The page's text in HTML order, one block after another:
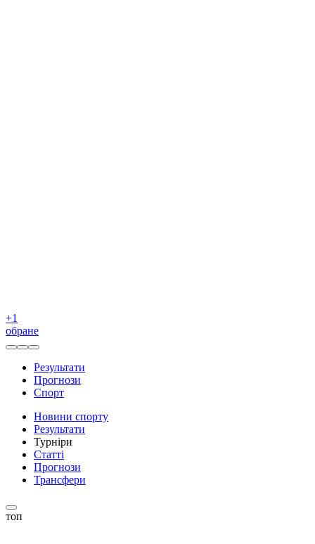
+1
обране
Результати
Прогнози
Спорт
Новини спорту
Результати
Турніри
Статті
Прогнози
Трансфери
топ